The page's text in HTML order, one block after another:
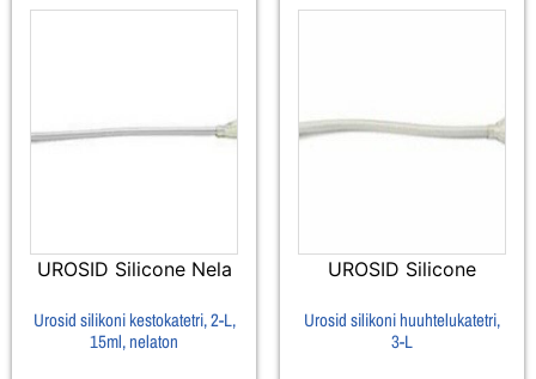
UROSID Silicone Nela
Urosid silikoni kestokatetri, 2-L,
15ml, nelaton
UROSID Silicone
Urosid silikoni huuhtelukatetri,
3-L